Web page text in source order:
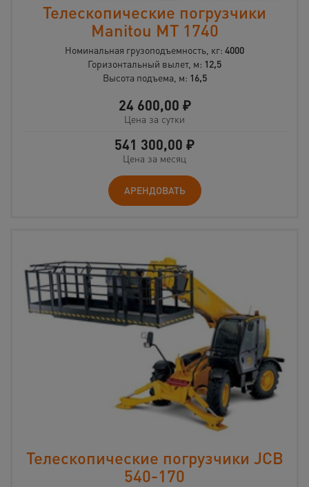
Телескопические погрузчики
Manitou МT 1740
Номинальная грузоподъемность, кг: 4000
Горизонтальный вылет, м: 12,5
Высота подъема, м: 16,5
24 600,00 ₽
Цена за сутки
541 300,00 ₽
Цена за месяц
АРЕНДОВАТЬ
Телескопические погрузчики JCB
540-170